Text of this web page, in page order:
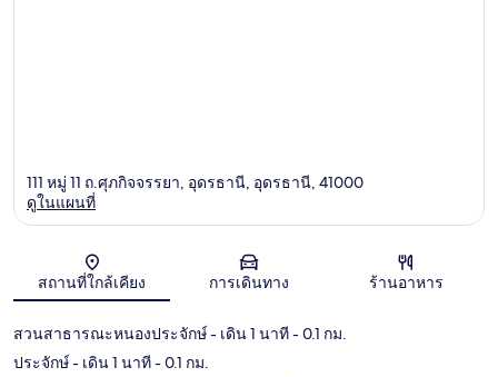
แผนที่
111 หมู่ 11 ถ.ศุภกิจจรรยา, อุดรธานี, อุดรธานี, 41000
ดูในแผนที่
สถานที่ใกล้เคียง การเดินทาง ร้านอาหาร
สวนสาธารณะหนองประจักษ์- เดิน 1 นาที- 0.1 กม.
ประจักษ์- เดิน 1 นาที- 0.1 กม.